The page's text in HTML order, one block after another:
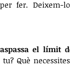
fer. Deixem-
el límit
Què